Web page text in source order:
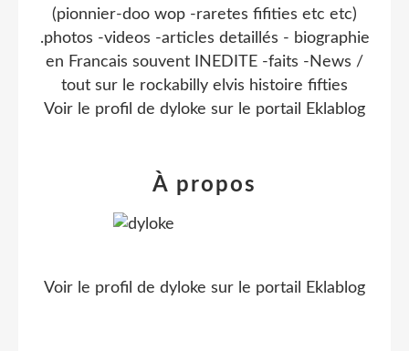
(pionnier-doo wop -raretes fifities etc etc)
.photos -videos -articles detaillés - biographie
en Francais souvent INEDITE -faits -News /
tout sur le rockabilly elvis histoire fifties
Voir le profil de dyloke sur le portail Eklablog
À propos
Voir le profil de dyloke sur le portail Eklablog